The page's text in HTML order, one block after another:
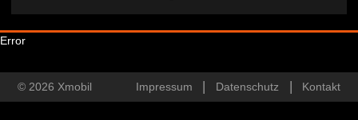
Error
© 2026 Xmobil Impressum Datenschutz Kontakt